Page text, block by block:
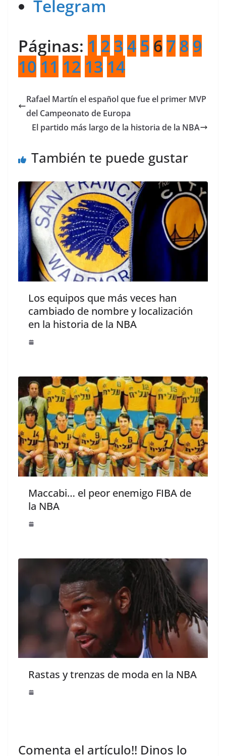
Telegram
Páginas: 1 2 3 4 5 6 7 8 9
10 11 12 13 14
Rafael Martín el español que fue el primer MVP
del Campeonato de Europa
El partido más largo de la historia de la NBA
También te puede gustar
Los equipos que más veces han
cambiado de nombre y localización
en la historia de la NBA
Maccabi… el peor enemigo FIBA de
la NBA
Rastas y trenzas de moda en la NBA
Comenta el artículo!! Dinos lo